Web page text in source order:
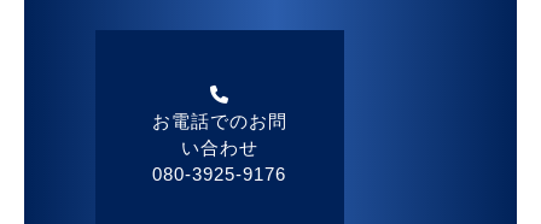
お電話でのお問
い合わせ
080-3925-9176